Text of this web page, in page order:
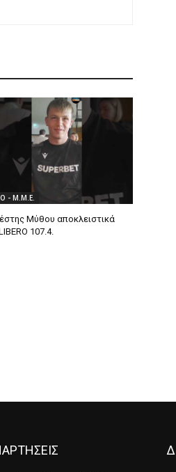
- Μ.Μ.Ε.
Μύθου αποκλειστικά
107.4.